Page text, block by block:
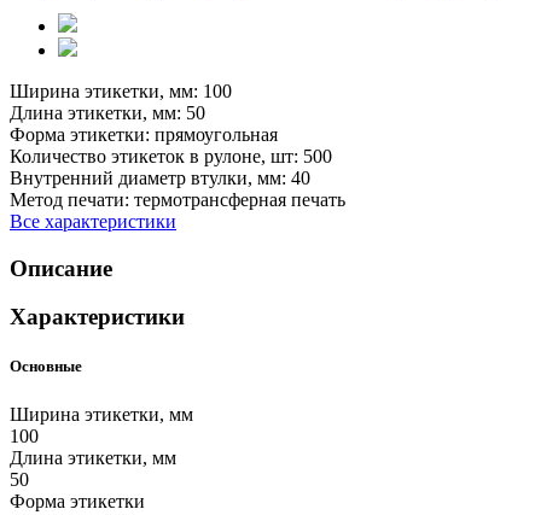
Ширина этикетки, мм: 100
Длина этикетки, мм: 50
Форма этикетки: прямоугольная
Количество этикеток в рулоне, шт: 500
Внутренний диаметр втулки, мм: 40
Метод печати: термотрансферная печать
Все характеристики
Описание
Характеристики
Основные
Ширина этикетки, мм
100
Длина этикетки, мм
50
Форма этикетки